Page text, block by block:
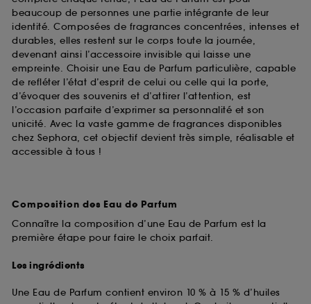
beaucoup de personnes une partie intégrante de leur
identité. Composées de fragrances concentrées, intenses et
durables, elles restent sur le corps toute la journée,
devenant ainsi l’accessoire invisible qui laisse une
empreinte. Choisir une Eau de Parfum particulière, capable
de refléter l’état d’esprit de celui ou celle qui la porte,
d’évoquer des souvenirs et d’attirer l’attention, est
l’occasion parfaite d’exprimer sa personnalité et son
unicité. Avec la vaste gamme de fragrances disponibles
chez Sephora, cet objectif devient très simple, réalisable et
accessible à tous !
Composition des Eau de Parfum
Connaître la composition d’une Eau de Parfum est la
première étape pour faire le choix parfait.
Les ingrédients
Une Eau de Parfum contient environ 10 % à 15 % d’huiles